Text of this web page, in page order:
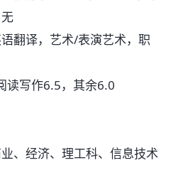
翻译，艺术/表演艺术，职
读写作6.5，其余6.0
、经济、理工科、信息技术